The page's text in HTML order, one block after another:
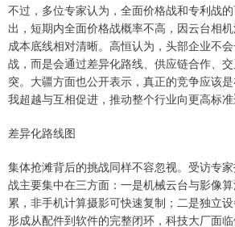
不过，多位专家认为，全面价格战和专利战
出，短期内全面价格战概率不高，因云台相
成本底线相对清晰。高恒认为，头部企业不
战，而是会通过差异化路线、供应链合作、
突。大疆方面也公开表示，真正的竞争应该
我超越与互相促进，推动整个行业向更高标准
差异化路线图
集体抢滩背后的挑战同样不容忽视。受访专
战主要集中在三方面：一是机械云台与影像
累，非手机计算摄影可快速复制；二是独立
形成从配件到软件的完整闭环，科技大厂面